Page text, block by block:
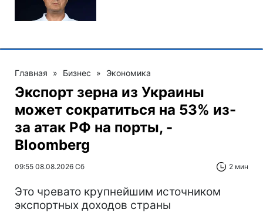
Главная » Бизнес » Экономика
Экспорт зерна из Украины
может сократиться на 53% из-
за атак РФ на порты, -
Bloomberg
09:55 08.08.2026 Сб 2 мин
Это чревато крупнейшим источником
экспортных доходов страны